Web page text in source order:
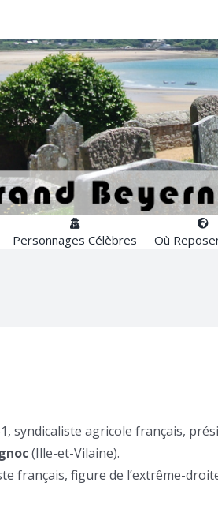
Personnages Célèbres Où
syndicaliste agricole français,
(Ille-et-Vilaine).
français, figure de l’extrême-